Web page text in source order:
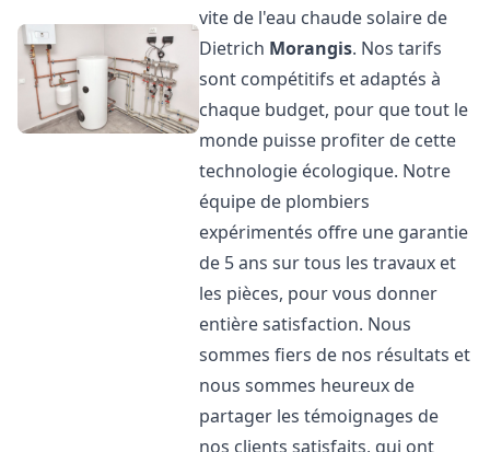
vite de l'eau chaude solaire de
Dietrich Morangis. Nos tarifs
sont compétitifs et adaptés à
chaque budget, pour que tout le
monde puisse profiter de cette
technologie écologique. Notre
équipe de plombiers
expérimentés offre une garantie
de 5 ans sur tous les travaux et
les pièces, pour vous donner
entière satisfaction. Nous
sommes fiers de nos résultats et
nous sommes heureux de
partager les témoignages de
nos clients satisfaits, qui ont